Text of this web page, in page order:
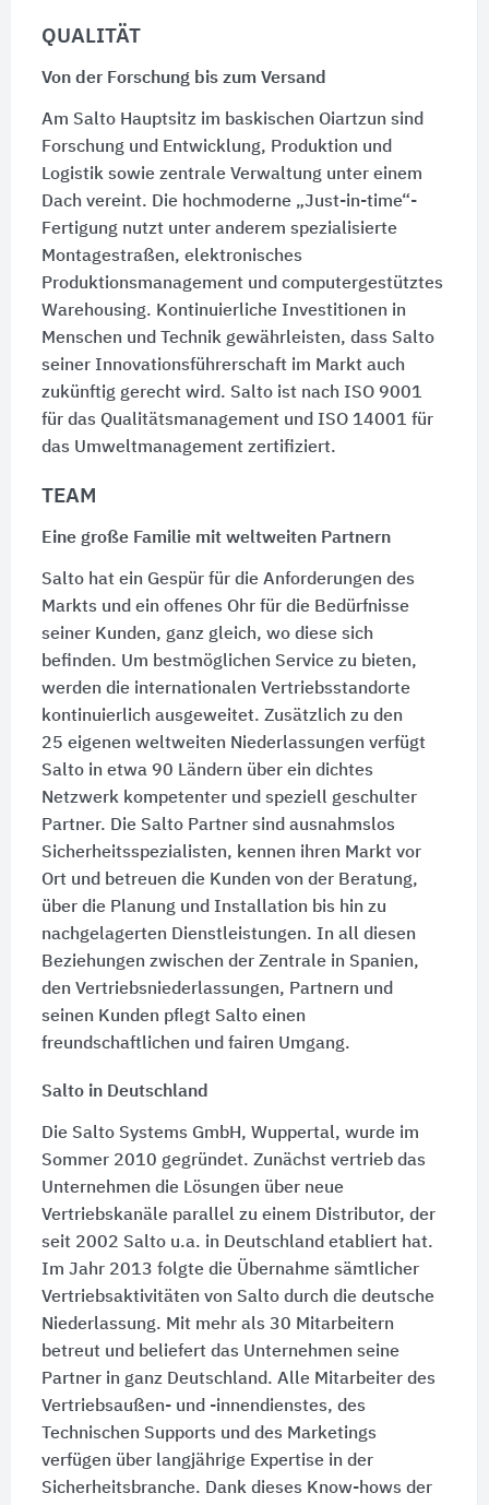
QUALITÄT
Von der Forschung bis zum Versand
Am Salto Hauptsitz im baskischen Oiartzun sind
Forschung und Entwicklung, Produktion und
Logistik sowie zentrale Verwaltung unter einem
Dach vereint. Die hochmoderne „Just-in-time“-
Fertigung nutzt unter anderem spezialisierte
Montagestraßen, elektronisches
Produktionsmanagement und computergestütztes
Warehousing. Kontinuierliche Investitionen in
Menschen und Technik gewährleisten, dass Salto
seiner Innovationsführerschaft im Markt auch
zukünftig gerecht wird. Salto ist nach ISO 9001
für das Qualitätsmanagement und ISO 14001 für
das Umweltmanagement zertifiziert.
TEAM
Eine große Familie mit weltweiten Partnern
Salto hat ein Gespür für die Anforderungen des
Markts und ein offenes Ohr für die Bedürfnisse
seiner Kunden, ganz gleich, wo diese sich
befinden. Um bestmöglichen Service zu bieten,
werden die internationalen Vertriebsstandorte
kontinuierlich ausgeweitet. Zusätzlich zu den
25 eigenen weltweiten Niederlassungen verfügt
Salto in etwa 90 Ländern über ein dichtes
Netzwerk kompetenter und speziell geschulter
Partner. Die Salto Partner sind ausnahmslos
Sicherheitsspezialisten, kennen ihren Markt vor
Ort und betreuen die Kunden von der Beratung,
über die Planung und Installation bis hin zu
nachgelagerten Dienstleistungen. In all diesen
Beziehungen zwischen der Zentrale in Spanien,
den Vertriebsniederlassungen, Partnern und
seinen Kunden pflegt Salto einen
freundschaftlichen und fairen Umgang.
Salto in Deutschland
Die Salto Systems GmbH, Wuppertal, wurde im
Sommer 2010 gegründet. Zunächst vertrieb das
Unternehmen die Lösungen über neue
Vertriebskanäle parallel zu einem Distributor, der
seit 2002 Salto u.a. in Deutschland etabliert hat.
Im Jahr 2013 folgte die Übernahme sämtlicher
Vertriebsaktivitäten von Salto durch die deutsche
Niederlassung. Mit mehr als 30 Mitarbeitern
betreut und beliefert das Unternehmen seine
Partner in ganz Deutschland. Alle Mitarbeiter des
Vertriebsaußen- und -innendienstes, des
Technischen Supports und des Marketings
verfügen über langjährige Expertise in der
Sicherheitsbranche. Dank dieses Know-hows der